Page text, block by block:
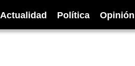
Actualidad Política Opinión